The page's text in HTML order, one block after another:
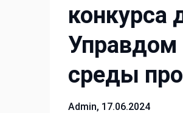
Управдом
среды
Admin, 17.06.2024